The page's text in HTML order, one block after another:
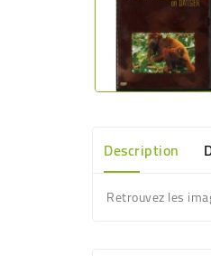
Description
Retrouvez les